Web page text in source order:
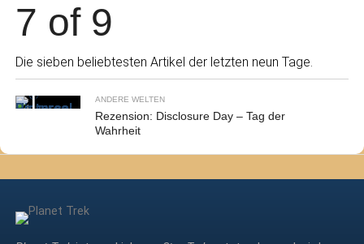
7 of 9
Die sieben beliebtesten Artikel der letzten neun Tage.
ANDERE WELTEN
Rezension: Disclosure Day – Tag der
Wahrheit